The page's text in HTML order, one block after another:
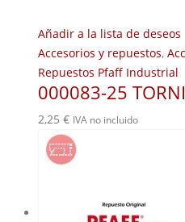
Añadir a la lista de deseos
Accesorios y repuestos,
Repuestos Pfaff Industrial
000083-25
2,25 € IVA no incluido